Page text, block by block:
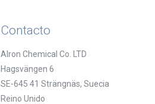
Contacto
Alron Chemical Co. LTD
Hagsvängen 6
SE-645 41 Strängnäs, Suecia
Reino Unido